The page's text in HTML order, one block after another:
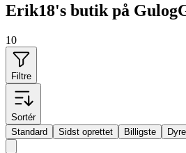
Erik18's butik på
10
Filtre
Sortér
Standard
Sidst oprettet Billigste